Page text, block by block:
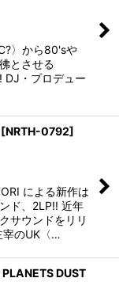
〉から80'sや
とさせる
DJ・プロデュー
[NRTH-0792]
による新作は
ド、2LP!! 近年
サウンドをリリ
宰のUK〈…
DUST